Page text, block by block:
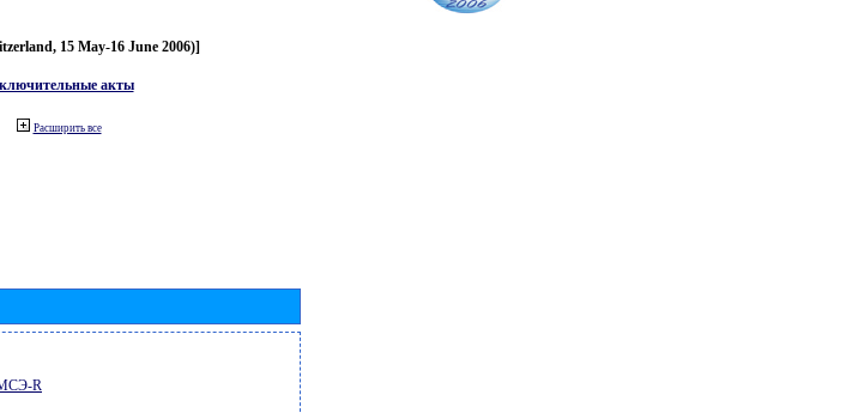
15 May-16 June 2006)]
акты
Расширить все
МСЭ-R